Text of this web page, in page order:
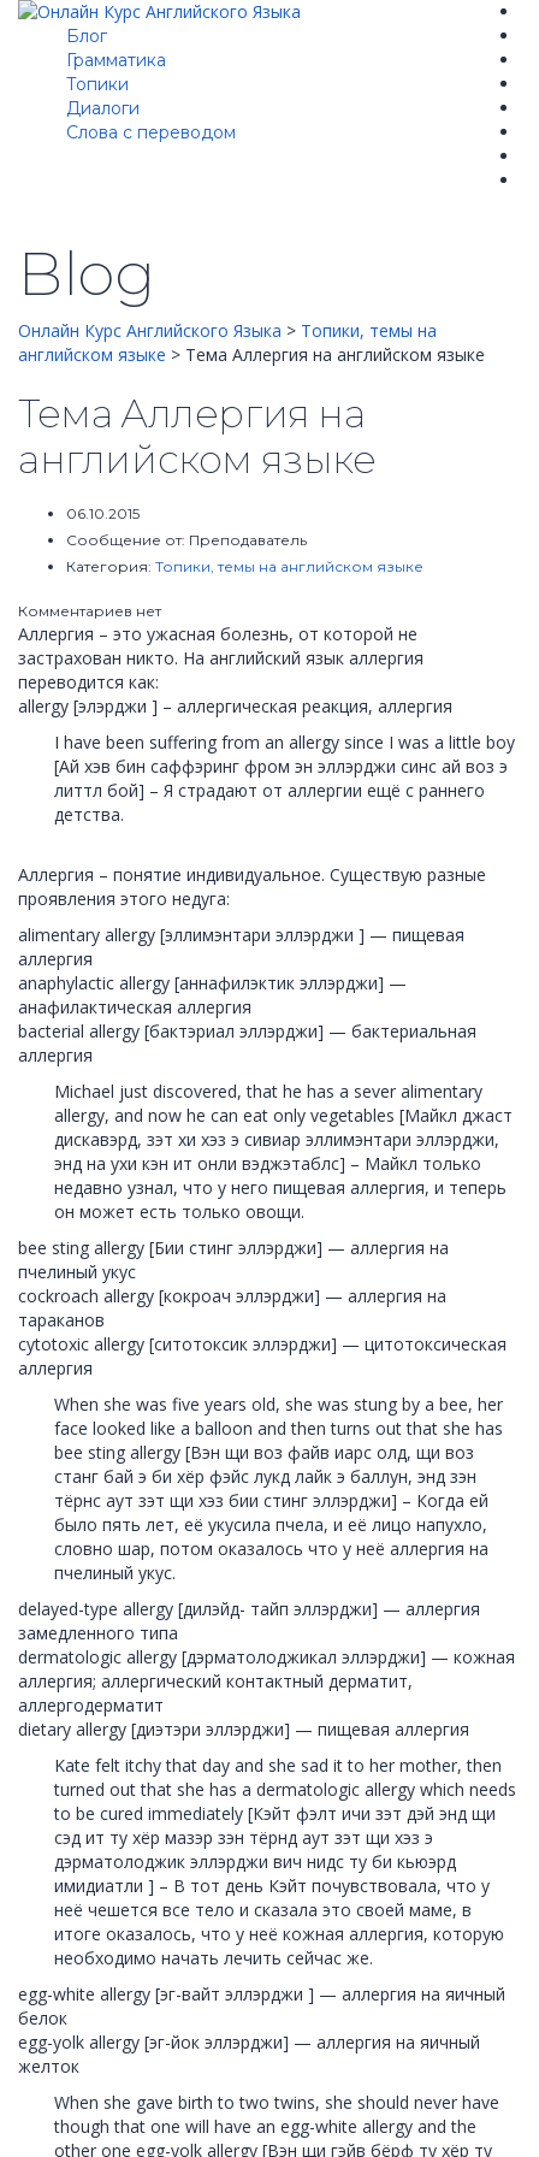
Блог
Грамматика
Топики
Диалоги
Cлова с переводом
Blog
Онлайн Курс Английского Языка > Топики, темы на
английском языке > Тема Аллергия на английском языке
Тема Аллергия на
английском языке
06.10.2015
Сообщение от: Преподаватель
Категория: Топики, темы на английском языке
Комментариев нет
Аллергия – это ужасная болезнь, от которой не
застрахован никто. На английский язык аллергия
переводится как:
allergy [элэрджи ] – аллергическая реакция, аллергия
I have been suffering from an allergy since I was a little boy
[Ай хэв бин саффэринг фром эн эллэрджи синс ай воз э
литтл бой] – Я страдают от аллергии ещё с раннего
детства.
Аллергия – понятие индивидуальное. Существую разные
проявления этого недуга:
alimentary allergy [эллимэнтари эллэрджи ] — пищевая
аллергия
anaphylactic allergy [аннафилэктик эллэрджи] —
анафилактическая аллергия
bacterial allergy [бактэриал эллэрджи] — бактериальная
аллергия
Michael just discovered, that he has a sever alimentary
allergy, and now he can eat only vegetables [Майкл джаст
дискавэрд, зэт хи хэз э сивиар эллимэнтари эллэрджи,
энд на ухи кэн ит онли вэджэтаблс] – Майкл только
недавно узнал, что у него пищевая аллергия, и теперь
он может есть только овощи.
bee sting allergy [Бии стинг эллэрджи] — аллергия на
пчелиный укус
cockroach allergy [кокроач эллэрджи] — аллергия на
тараканов
cytotoxic allergy [ситотоксик эллэрджи] — цитотоксическая
аллергия
When she was five years old, she was stung by a bee, her
face looked like a balloon and then turns out that she has
bee sting allergy [Вэн щи воз файв иарс олд, щи воз
станг бай э би хёр фэйс лукд лайк э баллун, энд зэн
тёрнс аут зэт щи хэз бии стинг эллэрджи] – Когда ей
было пять лет, её укусила пчела, и её лицо напухло,
словно шар, потом оказалось что у неё аллергия на
пчелиный укус.
delayed-type allergy [дилэйд- тайп эллэрджи] — аллергия
замедленного типа
dermatologic allergy [дэрматолоджикал эллэрджи] — кожная
аллергия; аллергический контактный дерматит,
аллергодерматит
dietary allergy [диэтэри эллэрджи] — пищевая аллергия
Kate felt itchy that day and she sad it to her mother, then
turned out that she has a dermatologic allergy which needs
to be cured immediately [Кэйт фэлт ичи зэт дэй энд щи
сэд ит ту хёр мазэр зэн тёрнд аут зэт щи хэз э
дэрматолоджик эллэрджи вич нидс ту би кьюэрд
имидиатли ] – В тот день Кэйт почувствовала, что у
неё чешется все тело и сказала это своей маме, в
итоге оказалось, что у неё кожная аллергия, которую
необходимо начать лечить сейчас же.
egg-white allergy [эг-вайт эллэрджи ] — аллергия на яичный
белок
egg-yolk allergy [эг-йок эллэрджи] — аллергия на яичный
желток
When she gave birth to two twins, she should never have
though that one will have an egg-white allergy and the
other one egg-yolk allergy [Вэн щи гэйв бёрф ту хёр ту